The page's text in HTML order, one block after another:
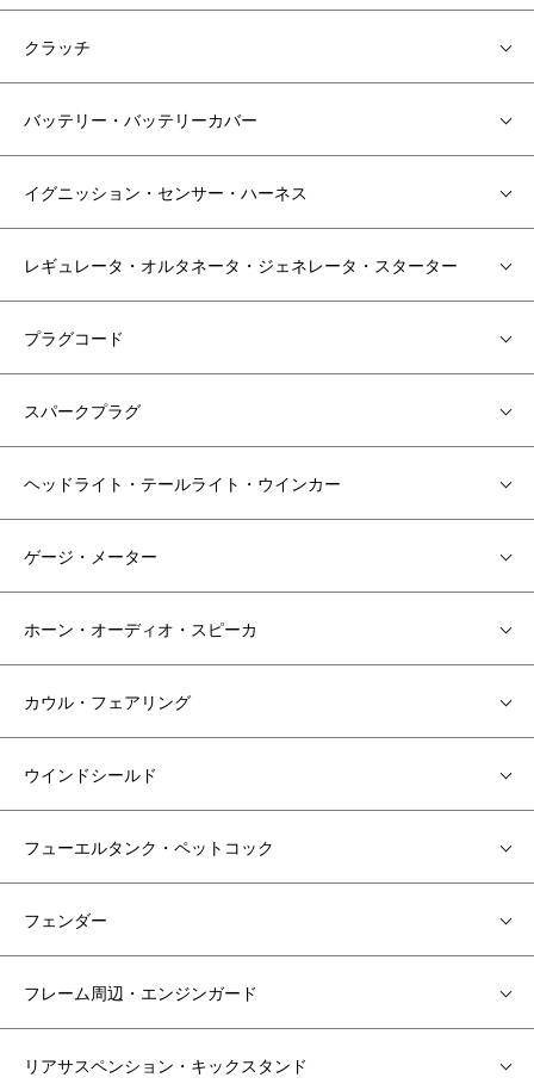
クラッチ
バッテリー・バッテリーカバー
イグニッション・センサー・ハーネス
レギュレータ・オルタネータ・ジェネレータ・スターター
プラグコード
スパークプラグ
ヘッドライト・テールライト・ウインカー
ゲージ・メーター
ホーン・オーディオ・スピーカ
カウル・フェアリング
ウインドシールド
フューエルタンク・ペットコック
フェンダー
フレーム周辺・エンジンガード
リアサスペンション・キックスタンド